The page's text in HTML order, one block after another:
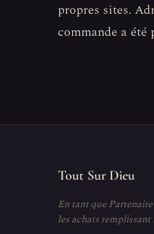
propres sites.
commande a été
Tout Sur Dieu
En tant que
les achats